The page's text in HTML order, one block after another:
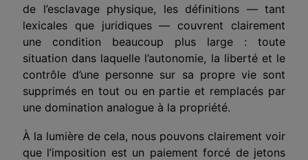
de l’esclavage physique, les définitions — tant
lexicales que juridiques — couvrent clairement
une condition beaucoup plus large : toute
situation dans laquelle l’autonomie, la liberté et le
contrôle d’une personne sur sa propre vie sont
supprimés en tout ou en partie et remplacés par
une domination analogue à la propriété.
À la lumière de cela, nous pouvons clairement voir
que l’imposition est un paiement forcé de jetons